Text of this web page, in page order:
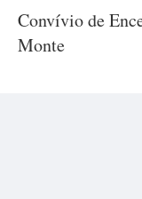
Convívio de
Monte